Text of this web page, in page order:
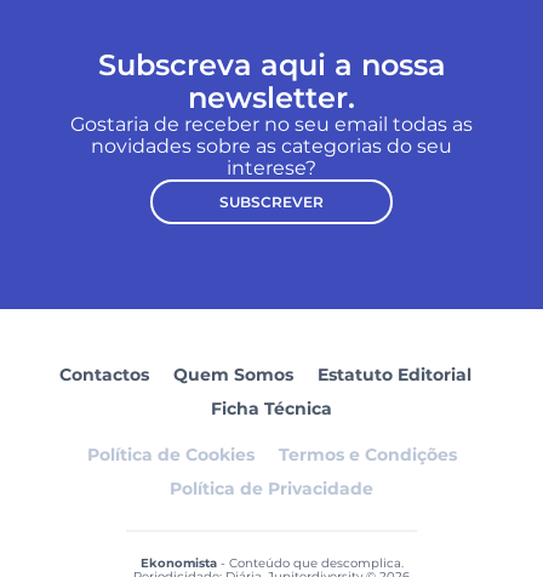
Subscreva aqui a nossa
newsletter.
Gostaria de receber no seu email todas as
novidades sobre as categorias do seu
interese?
SUBSCREVER
Contactos Quem Somos
Estatuto Editorial
Ficha Técnica
Política de Cookies
Termos e Condições
Política de Privacidade
Ekonomista- Conteúdo que descomplica.